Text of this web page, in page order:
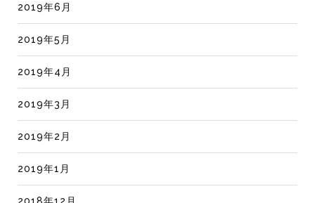
2019年6月
2019年5月
2019年4月
2019年3月
2019年2月
2019年1月
2018年12月